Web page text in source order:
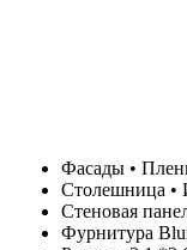
Фасады •
Столешница •
Стеновая
Фурнитура